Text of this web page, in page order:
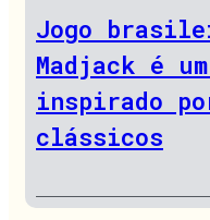
Jogo
Madjack é
inspirado
clássicos